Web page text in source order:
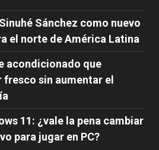
Sánchez como nuevo
el norte de América Latina
acondicionado que
sin aumentar el
11: ¿vale la pena cambiar
para jugar en PC?